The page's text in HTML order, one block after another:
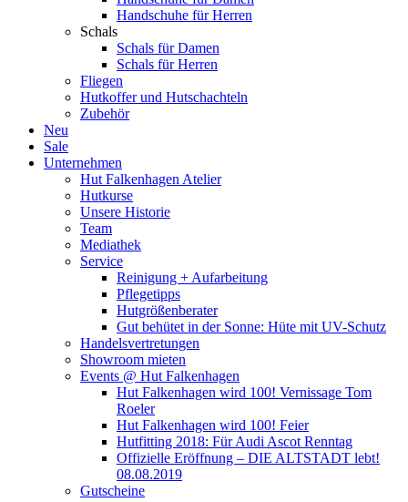
Handschuhe für Herren
Schals
Schals für Damen
Schals für Herren
Fliegen
Hutkoffer und Hutschachteln
Zubehör
Neu
Sale
Unternehmen
Hut Falkenhagen Atelier
Hutkurse
Unsere Historie
Team
Mediathek
Service
Reinigung + Aufarbeitung
Pflegetipps
Hutgrößenberater
Gut behütet in der Sonne: Hüte mit UV-Schutz
Handelsvertretungen
Showroom mieten
Events @ Hut Falkenhagen
Hut Falkenhagen wird 100! Vernissage Tom
Roeler
Hut Falkenhagen wird 100! Feier
Hutfitting 2018: Für Audi Ascot Renntag
Offizielle Eröffnung – DIE ALTSTADT lebt!
08.08.2019
Gutscheine